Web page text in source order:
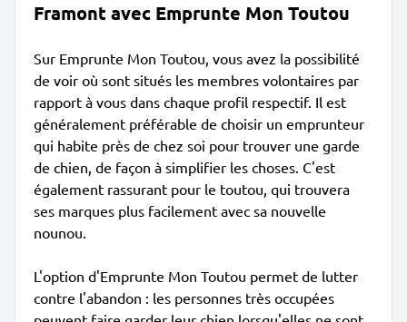
Framont avec Emprunte Mon Toutou
Sur Emprunte Mon Toutou, vous avez la possibilité
de voir où sont situés les membres volontaires par
rapport à vous dans chaque profil respectif. Il est
généralement préférable de choisir un emprunteur
qui habite près de chez soi pour trouver une garde
de chien, de façon à simplifier les choses. C'est
également rassurant pour le toutou, qui trouvera
ses marques plus facilement avec sa nouvelle
nounou.
L'option d'Emprunte Mon Toutou permet de lutter
contre l'abandon : les personnes très occupées